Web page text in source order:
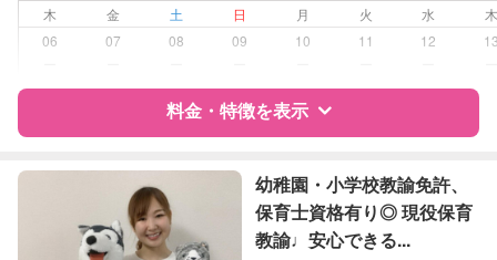
病児対応 病児、病後児、ともに不可
障がい児対応 対応可否は個別に相談
レッスン
スポーツレッスン
絵・工作レッスン
定期予約
木 金 土 日 月 火 水
06
07 08 09 10 11 12
料金・特徴を表示
特徴 料金 レビュー
サポートの特徴
幼稚園・小学校教諭免許、
保育士資格有り◎ 現役保育
教諭♩安心できる...